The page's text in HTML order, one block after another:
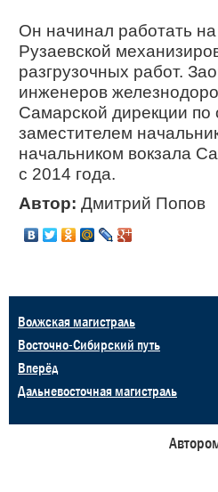
Он начинал работать
Рузаевской
разгрузочных работ.
инженеров
Самарской дирекции
заместителем
начальником вокзала
с 2014 года.
Автор: Дмитрий Попов
Волжская магистраль
Восточно-Сибирский путь
Вперёд
Дальневосточная магистраль